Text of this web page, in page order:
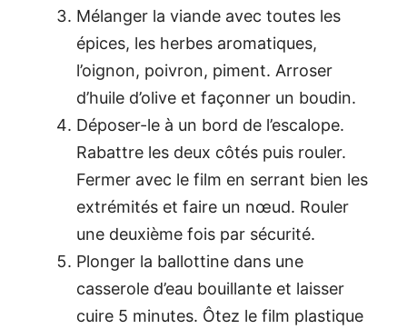
Mélanger la viande avec toutes les
épices, les herbes aromatiques,
l’oignon, poivron, piment. Arroser
d’huile d’olive et façonner un boudin.
Déposer-le à un bord de l’escalope.
Rabattre les deux côtés puis rouler.
Fermer avec le film en serrant bien les
extrémités et faire un nœud. Rouler
une deuxième fois par sécurité.
Plonger la ballottine dans une
casserole d’eau bouillante et laisser
cuire 5 minutes. Ôtez le film plastique